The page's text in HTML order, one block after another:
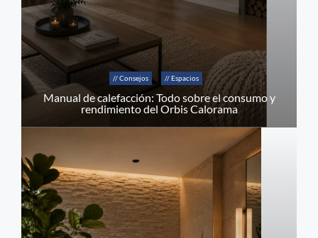
// Consejos // Espacios
Manual de calefacción: Todo sobre el consumo y
rendimiento del Orbis Calorama